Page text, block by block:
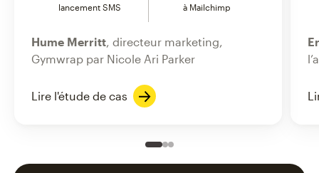
lancement SMS
à Mailchimp
Hume Merritt, directeur marketing,
Gymwrap par Nicole Ari Parker
Lire l'étude de cas
Slide 1 of 3
Go to slide 2 of 3
Go to slide 3 of 3